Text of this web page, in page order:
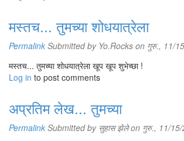
मस्तच... तुमच्या शोधयात्रेला
Permalink Submitted by Yo.Rocks on गुरु., 11/
मस्तच... तुमच्या शोधयात्रेला खूप खूप शुभेच्छा !
Log in to post comments
अप्रतिम लेख... तुमच्या
Permalink Submitted by सुहास झेलेon गुरु., 11/